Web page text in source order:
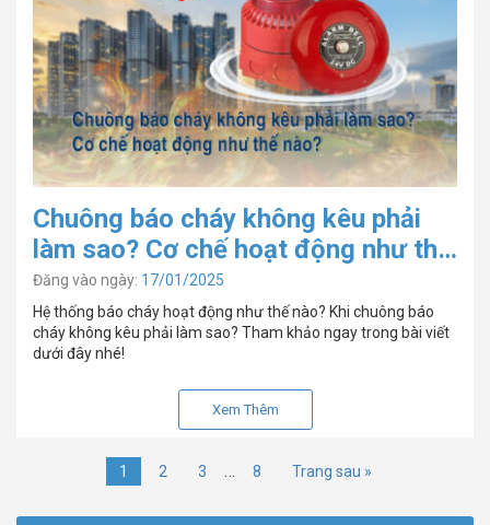
Chuông báo cháy không kêu phải
làm sao? Cơ chế hoạt động như thế
nào?
Đăng vào ngày: 17/01/2025
Hệ thống báo cháy hoạt động như thế nào? Khi chuông báo
cháy không kêu phải làm sao? Tham khảo ngay trong bài viết
dưới đây nhé!
Xem Thêm
1 2 3 … 8 Trang sau »